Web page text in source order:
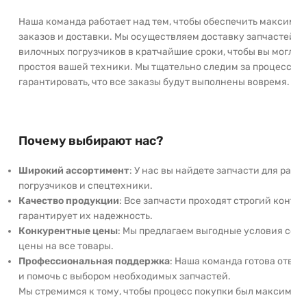
Наша команда работает над тем, чтобы обеспечить
заказов и доставки. Мы осуществляем доставку
вилочных погрузчиков в кратчайшие сроки, чтобы вы
простоя вашей техники. Мы тщательно следим за
гарантировать, что все заказы будут выполнены вовремя.
Почему выбирают нас?
Широкий ассортимент: У нас вы найдете запчасти для
погрузчиков и спецтехники.
Качество продукции: Все запчасти проходят строгий
гарантирует их надежность.
Конкурентные цены: Мы предлагаем выгодные условия
цены на все товары.
Профессиональная поддержка: Наша команда готова
и помочь с выбором необходимых запчастей.
Мы стремимся к тому, чтобы процесс покупки был